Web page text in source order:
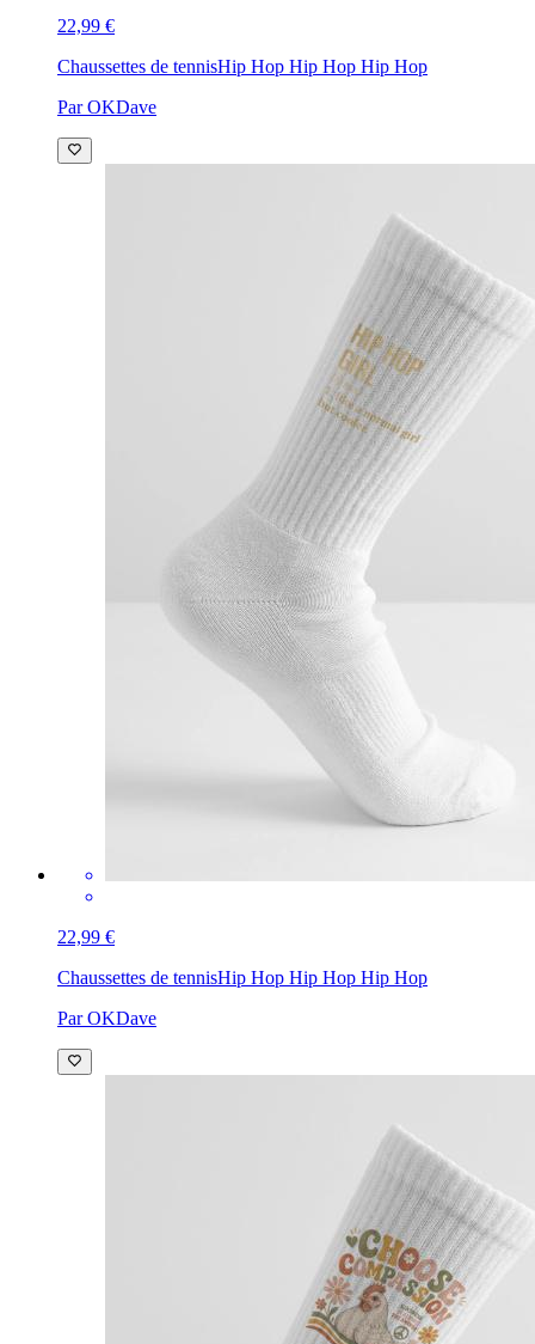
22,99 €
Chaussettes de tennisHip Hop Hip Hop Hip Hop
Par OKDave
22,99 €
Chaussettes de tennisHip Hop Hip Hop Hip Hop
Par OKDave